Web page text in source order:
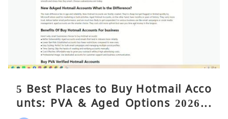
5 Best Places to Buy Hotmail Acco
unts: PVA & Aged Options 2026 –